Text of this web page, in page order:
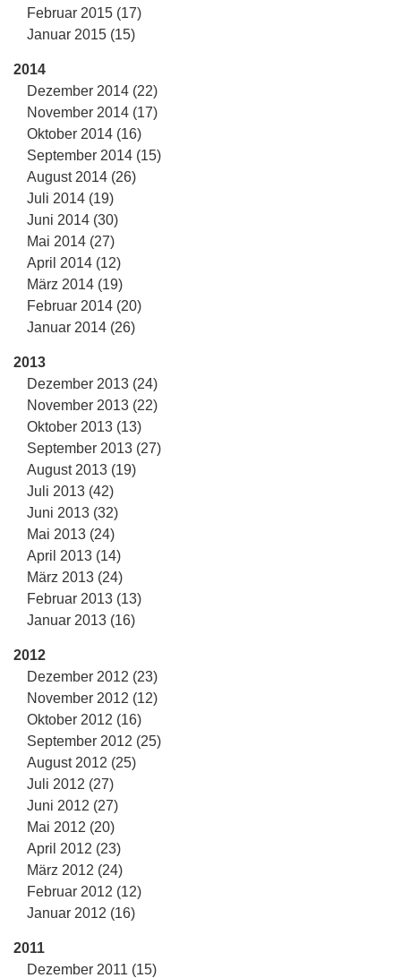
Februar 2015 (17)
Januar 2015 (15)
2014
Dezember 2014 (22)
November 2014 (17)
Oktober 2014 (16)
September 2014 (15)
August 2014 (26)
Juli 2014 (19)
Juni 2014 (30)
Mai 2014 (27)
April 2014 (12)
März 2014 (19)
Februar 2014 (20)
Januar 2014 (26)
2013
Dezember 2013 (24)
November 2013 (22)
Oktober 2013 (13)
September 2013 (27)
August 2013 (19)
Juli 2013 (42)
Juni 2013 (32)
Mai 2013 (24)
April 2013 (14)
März 2013 (24)
Februar 2013 (13)
Januar 2013 (16)
2012
Dezember 2012 (23)
November 2012 (12)
Oktober 2012 (16)
September 2012 (25)
August 2012 (25)
Juli 2012 (27)
Juni 2012 (27)
Mai 2012 (20)
April 2012 (23)
März 2012 (24)
Februar 2012 (12)
Januar 2012 (16)
2011
Dezember 2011 (15)